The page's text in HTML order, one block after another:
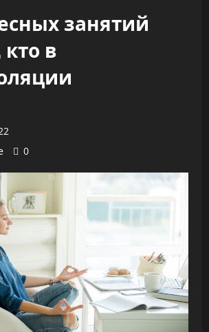
занятий
в
0